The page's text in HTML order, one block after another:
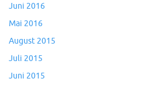
Juni 2016
Mai 2016
August 2015
Juli 2015
Juni 2015